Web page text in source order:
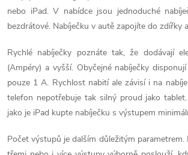
l
á
d
a
c
í
nebo iPad. V nabídce jsou jednoduché
bezdrátové. Nabíječku v autě zapojíte do zdířky
Rychlé nabíječky poznáte tak, že dodávají
(Ampéry) a vyšší. Obyčejné nabíječky
pouze 1 A. Rychlost nabití ale závisí i na
telefon nepotřebuje tak silný proud jako
jako je iPad kupte nabíječku s výstupem
Počet výstupů je dalším důležitým parametrem.